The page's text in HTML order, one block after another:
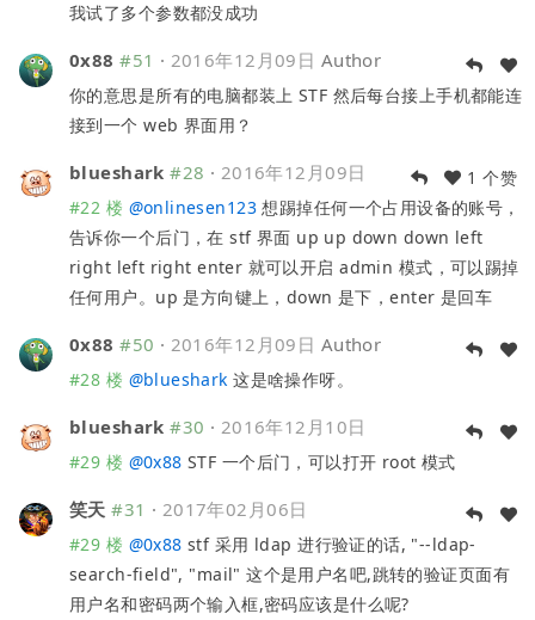
我试了多个参数都没成功
0x88 #51 · 2016年12月09日 Author
你的意思是所有的电脑都装上 STF 然后每台接上手机都能连
接到一个 web 界面用？
blueshark #28 · 2016年12月09日
1 个赞
#22 楼 @onlinesen123 想踢掉任何一个占用设备的账号，
告诉你一个后门，在 stf 界面 up up down down left
right left right enter 就可以开启 admin 模式，可以踢掉
任何用户。up 是方向键上，down 是下，enter 是回车
0x88 #50 · 2016年12月09日 Author
#28 楼 @blueshark 这是啥操作呀。
blueshark #30 · 2016年12月10日
#29 楼 @0x88 STF 一个后门，可以打开 root 模式
笑天 #31 · 2017年02月06日
#29 楼 @0x88 stf 采用 ldap 进行验证的话, "--ldap-
search-field", "mail" 这个是用户名吧,跳转的验证页面有
用户名和密码两个输入框,密码应该是什么呢?